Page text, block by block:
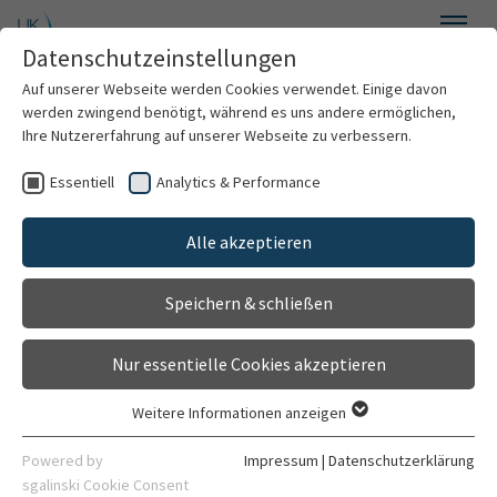
Zum Hauptinhalt springen
Wir über uns
Forschung
Lehre
Veranstaltungen
Medizinische Biometrie
Datenschutzeinstellungen
Auf unserer Webseite werden Cookies verwendet. Einige davon
werden zwingend benötigt, während es uns andere ermöglichen,
Ihre Nutzererfahrung auf unserer Webseite zu verbessern.
Essentiell Analytics & Performance
Alle akzeptieren
Speichern & schließen
Nur essentielle Cookies akzeptieren
Essentielle Cookies werden für grundlegende Funktionen der
Webseite benötigt. Dadurch ist gewährleistet, dass die
Weitere Informationen anzeigen
Powered by
sgalinski Cookie Consent
Impressum | Datenschutzerklärung